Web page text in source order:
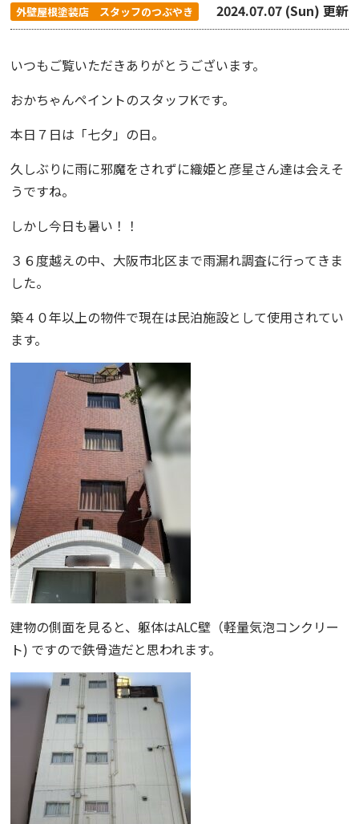
外壁屋根塗装店 スタッフのつぶやき 2024.07.07 (Sun) 更新
いつもご覧いただきありがとうございます。
おかちゃんペイントのスタッフKです。
本日７日は「七夕 」の日。
久しぶりに雨に邪魔をされずに織姫と彦星さん達は会えそ
うですね。
しかし今日も暑い！！
３６度越えの中、 大阪市北区まで雨漏れ調査に行ってきま
した。
築４０年以上の物件で現在は民泊施設として使用されてい
ます。
建物の側面を見ると、躯体はALC壁 （軽量気泡コンクリー
ト) ですので鉄骨造だと思われます。